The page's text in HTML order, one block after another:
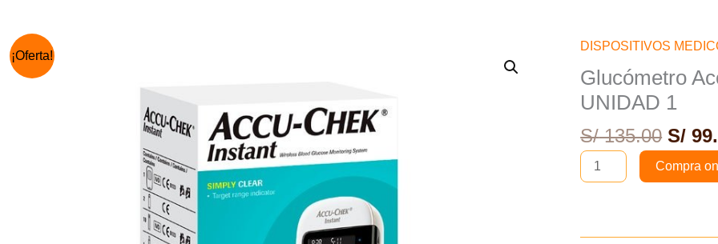
¡Oferta!
DISPOSITIVOS
Glucómetro
UNIDAD 1
S/135.00
El
era:
S/
S/
Glucómetro
AccuChek
Kit
con
Bluetooth
-
cantidad
Compra